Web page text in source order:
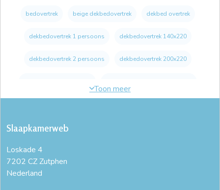
bedovertrek beige dekbedovertrek dekbed overtrek
dekbedovertrek 1 persoons dekbedovertrek 140x220
dekbedovertrek 2 persoons dekbedovertrek 200x220
dekbedovertrek creme
dekbedovertrek extra lang
dekbedovertrek ledikant
Slaapkamerweb
Loskade 4
7202 CZ Zutphen
Nederland